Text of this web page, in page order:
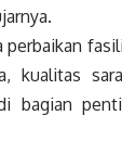
perbaikan
kualitas
bagian